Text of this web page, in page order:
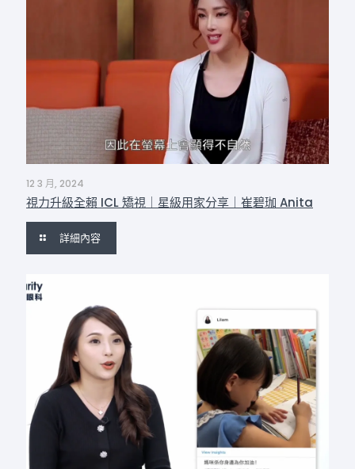
12 3 月, 2024
視力升級全賴 ICL 矯視｜星級用家分享｜崔碧珈 Anita
詳細內容